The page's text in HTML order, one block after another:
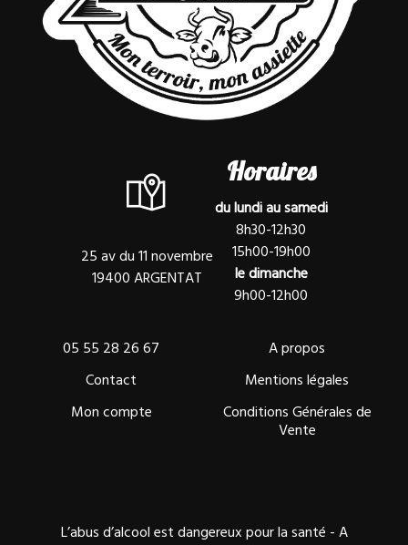
25 av du 11 novembre
19400 ARGENTAT
Horaires
du lundi au samedi
8h30-12h30
15h00-19h00
le dimanche
9h00-12h00
05 55 28 26 67
Contact
Mon compte
A propos
Mentions légales
Conditions Générales de
Vente
L’abus d’alcool est dangereux pour la santé - A